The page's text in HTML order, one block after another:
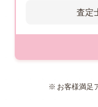
査定
お客様満足